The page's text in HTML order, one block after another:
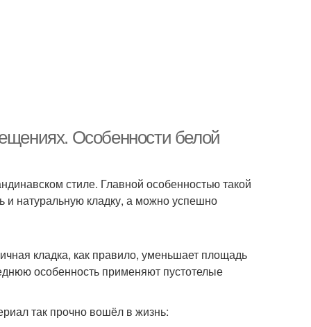
Особенности белой
стиле. Главной особенностью такой
и натуральную кладку, а можно успешно
кладка, как правило, уменьшает площадь
особенность применяют пустотелые
так прочно вошёл в жизнь: